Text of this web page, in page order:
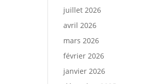
juillet 2026
avril 2026
mars 2026
février 2026
janvier 2026